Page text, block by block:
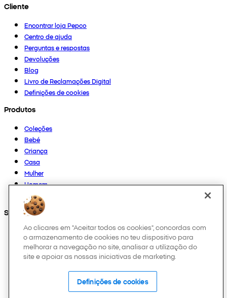
Cliente
Encontrar loja Pepco
Centro de ajuda
Perguntas e respostas
Devoluções
Blog
Livro de Reclamações Digital
Definições de cookies
Produtos
Coleções
Bebé
Criança
Casa
Mulher
Homem
Outros
Segue-nos em
Ao clicares em "Aceitar todos os cookies", concordas com
o armazenamento de cookies no teu dispositivo para
melhorar a navegação no site, analisar a utilização do
site e apoiar as nossas iniciativas de marketing.
Definições de cookies